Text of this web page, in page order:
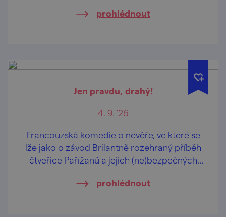
navíc se vstupem zdarma.
prohlédnout
Jen pravdu, drahý!
4. 9. '26
Francouzská komedie o nevěře, ve které se
lže jako o závod Brilantně rozehraný příběh
čtveřice Pařížanů a jejich (ne)bezpečných
prohlédnout